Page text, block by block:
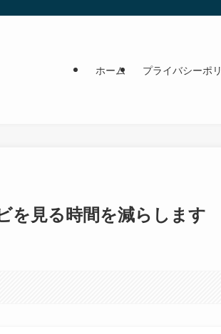
ホーム プライバシーポ
を見る時間を減らします